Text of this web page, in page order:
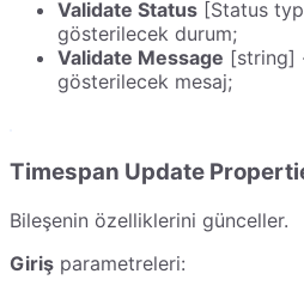
Validate Status [Status
gösterilecek durum;
Validate Message [string]
gösterilecek mesaj;
Timespan Update
Bileşenin özelliklerini günceller.
Giriş parametreleri: